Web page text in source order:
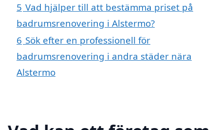
5 Vad hjälper till att bestämma priset på
badrumsrenovering i Alstermo?
6 Sök efter en professionell för
badrumsrenovering i andra städer nära
Alstermo